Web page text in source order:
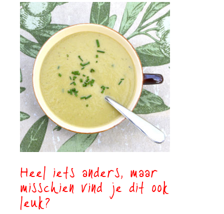
Heel iets anders, maar
misschien vind je dit ook
leuk?